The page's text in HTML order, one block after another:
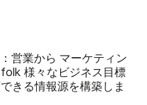
営業から マーケティン
様々なビジネス目標
きる情報源を構築しま